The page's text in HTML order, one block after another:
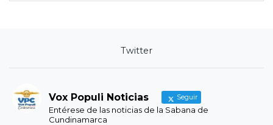
Twitter
Vox Populi Noticias Seguir
Entérese de las noticias de la Sabana de
Cundinamarca